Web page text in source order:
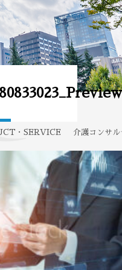
・SERVICE 介護コンサ